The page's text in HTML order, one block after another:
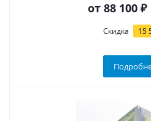
от 88 100 ₽
Скидка 15